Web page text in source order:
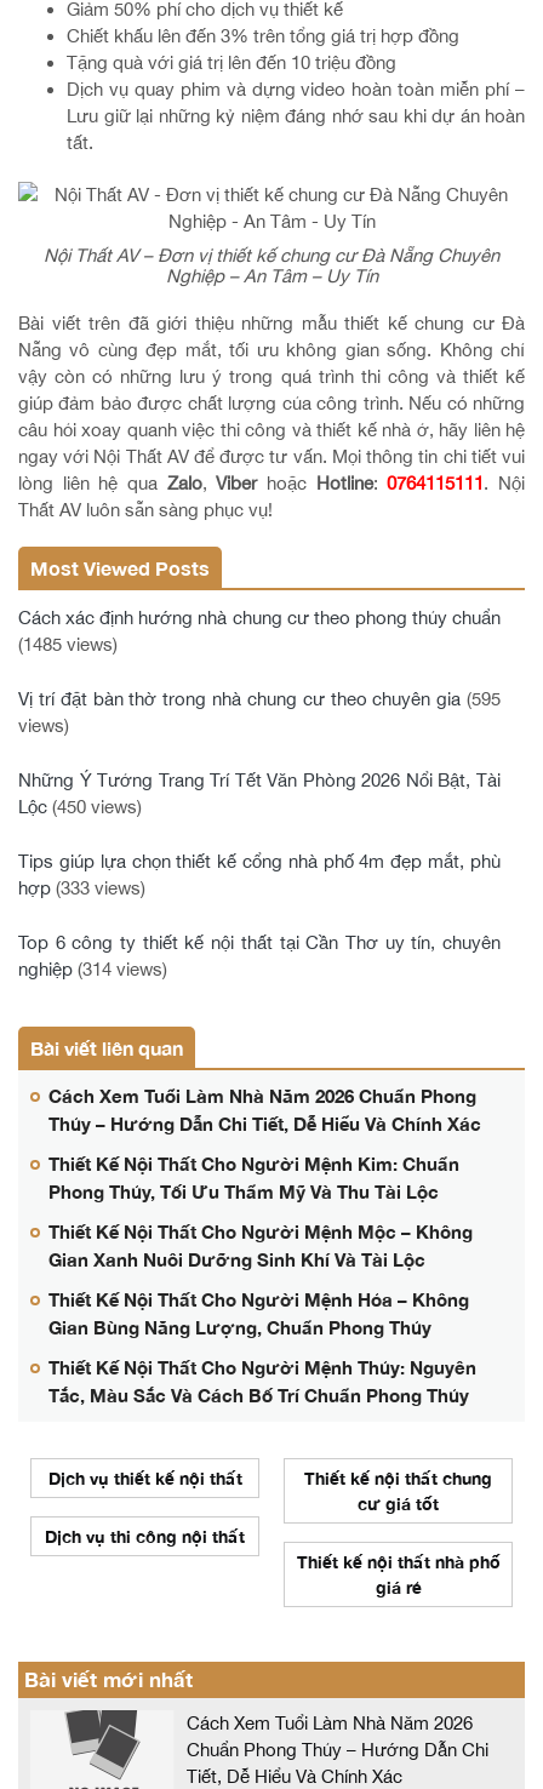
Giảm 50% phí cho dịch vụ thiết kế
Chiết khấu lên đến 3% trên tổng giá trị hợp đồng
Tặng quà với giá trị lên đến 10 triệu đồng
Dịch vụ quay phim và dựng video hoàn toàn miễn phí –
Lưu giữ lại những kỷ niệm đáng nhớ sau khi dự án hoàn
tất.
Nội Thất AV – Đơn vị thiết kế chung cư Đà Nẵng Chuyên
Nghiệp – An Tâm – Uy Tín
Bài viết trên đã giới thiệu những mẫu thiết kế chung cư Đà
Nẵng vô cùng đẹp mắt, tối ưu không gian sống. Không chỉ
vậy còn có những lưu ý trong quá trình thi công và thiết kế
giúp đảm bảo được chất lượng của công trình. Nếu có những
câu hỏi xoay quanh việc thi công và thiết kế nhà ở, hãy liên hệ
ngay với Nội Thất AV để được tư vấn. Mọi thông tin chi tiết vui
lòng liên hệ qua Zalo,Viberhoặc Hotline:0764115111. Nội
Thất AV luôn sẵn sàng phục vụ!
Most Viewed Posts
Cách xác định hướng nhà chung cư theo phong thủy chuẩn
(1485 views)
Vị trí đặt bàn thờ trong nhà chung cư theo chuyên gia (595
views)
Những Ý Tưởng Trang Trí Tết Văn Phòng 2026 Nổi Bật, Tài
Lộc (450 views)
Tips giúp lựa chọn thiết kế cổng nhà phố 4m đẹp mắt, phù
hợp (333 views)
Top 6 công ty thiết kế nội thất tại Cần Thơ uy tín, chuyên
nghiệp (314 views)
Bài viết liên quan
Cách Xem Tuổi Làm Nhà Năm 2026 Chuẩn Phong
Thủy – Hướng Dẫn Chi Tiết, Dễ Hiểu Và Chính Xác
Thiết Kế Nội Thất Cho Người Mệnh Kim: Chuẩn
Phong Thủy, Tối Ưu Thẩm Mỹ Và Thu Tài Lộc
Thiết Kế Nội Thất Cho Người Mệnh Mộc – Không
Gian Xanh Nuôi Dưỡng Sinh Khí Và Tài Lộc
Thiết Kế Nội Thất Cho Người Mệnh Hỏa – Không
Gian Bùng Năng Lượng, Chuẩn Phong Thủy
Thiết Kế Nội Thất Cho Người Mệnh Thủy: Nguyên
Tắc, Màu Sắc Và Cách Bố Trí Chuẩn Phong Thủy
Dịch vụ thiết kế nội thất
Dịch vụ thi công nội thất
Thiết kế nội thất chung
cư giá tốt
Thiết kế nội thất nhà phố
giá rẻ
Bài viết mới nhất
Cách Xem Tuổi Làm Nhà Năm 2026
Chuẩn Phong Thủy – Hướng Dẫn Chi
Tiết, Dễ Hiểu Và Chính Xác